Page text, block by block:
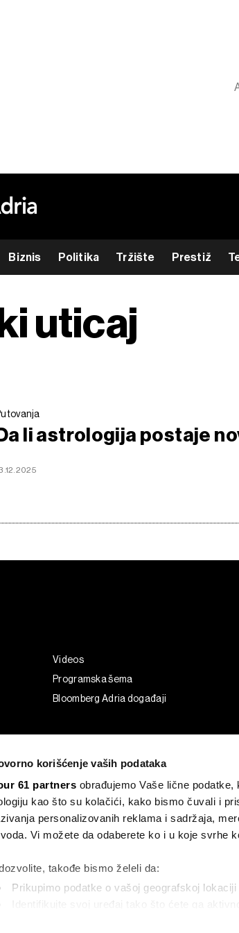
korišćenje vaših podataka
61 partners obrađujemo Vaše lične
kao što su kolačići, kako bismo čuvali i
personalizovanih reklama i sadržaja,
Vi možete da odaberete ko i u koje svrhe
takođe bismo želeli da:
Prikupimo podatke o vašoj geografskoj
Biznis Politika Tržište Prestiž
uticaj
li astrologija postaje
Videos
Programska šema
Bloomberg Adria događaji